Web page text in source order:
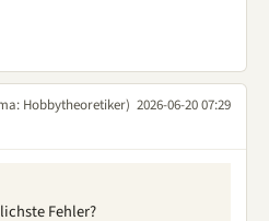
Hobbytheoretiker) 2026-06-20 07:29
Fehler?